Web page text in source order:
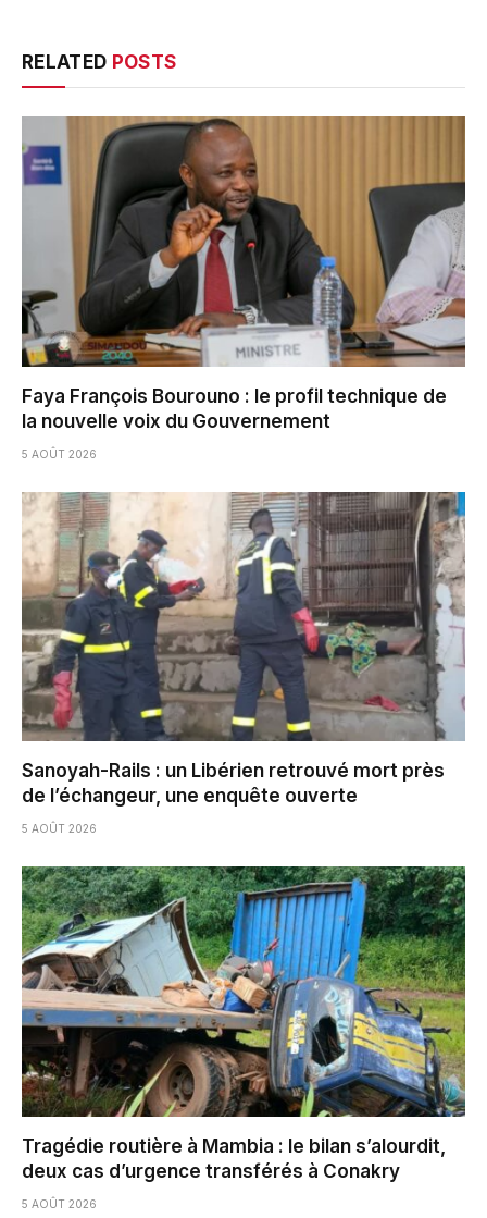
RELATED POSTS
Faya François Bourouno : le profil technique de
la nouvelle voix du Gouvernement
5 AOÛT 2026
Sanoyah-Rails : un Libérien retrouvé mort près
de l’échangeur, une enquête ouverte
5 AOÛT 2026
Tragédie routière à Mambia : le bilan s’alourdit,
deux cas d’urgence transférés à Conakry
5 AOÛT 2026